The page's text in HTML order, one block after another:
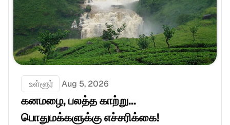
உள்ளூர் Aug 5, 2026
கனமழை, பலத்த காற்று...
பொதுமக்களுக்கு எச்சரிக்கை!